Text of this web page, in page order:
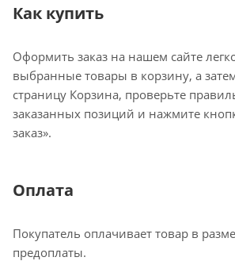
Как купить
Оформить заказ на нашем сайте
выбранные товары в корзину, а
страницу Корзина, проверьте
заказанных позиций и нажмите
заказ».
Оплата
Покупатель оплачивает товар в
предоплаты.